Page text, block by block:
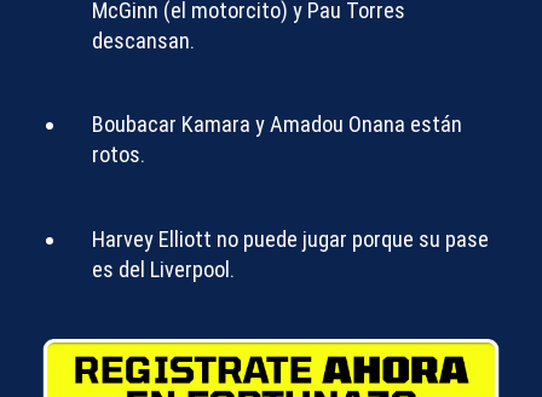
McGinn (el motorcito) y Pau Torres
descansan.
Boubacar Kamara y Amadou Onana están
rotos.
Harvey Elliott no puede jugar porque su pase
es del Liverpool.